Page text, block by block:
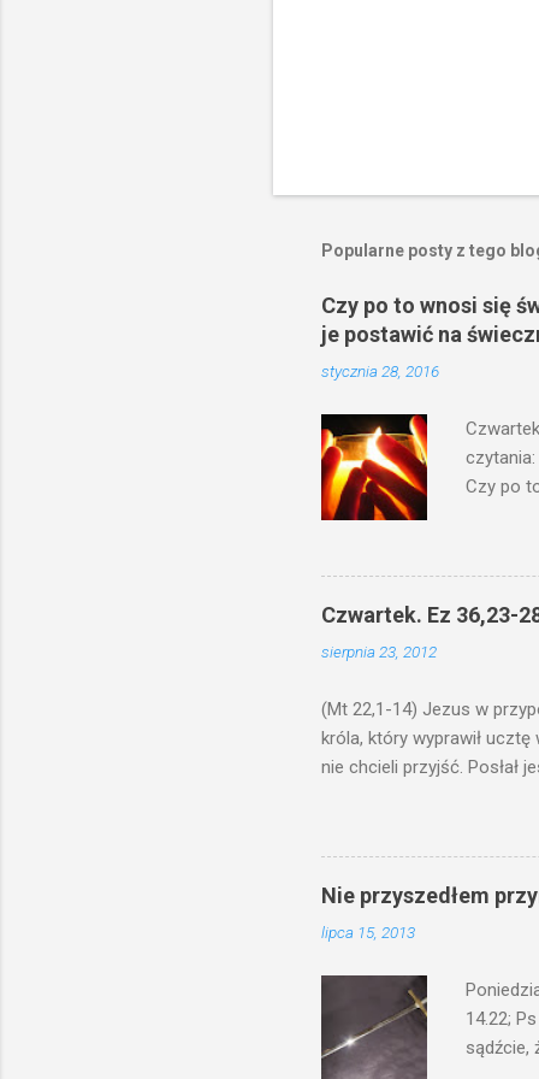
Popularne posty z tego
Czy po to wnosi się
je postawić na
stycznia 28, 2016
czytania:
Czy po
niechaj
ma. W
by je
Czwartek. Ez 36,23-
sierpnia 23, 2012
(Mt 22,1-14) Jezus w
króla, który wyprawił ucztę
nie chcieli przyjść. Posłał
swoje pole, drugi do
gniewem. Posłał swe
wprawdzie jest gotowa,
których spotkacie. Słudzy
biesiadnikami. Wszedł król,
Nie przyszedłem
lipca 15, 2013
14.22;
sądźcie,